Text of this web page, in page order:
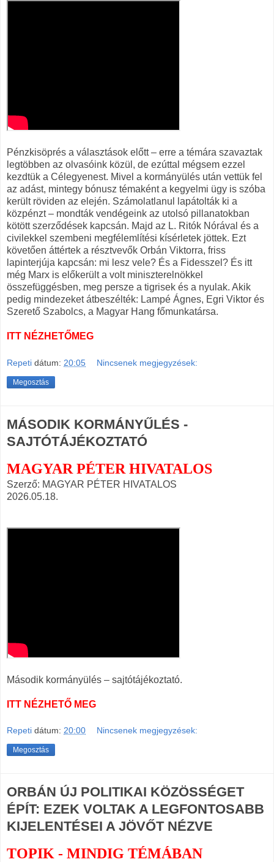
Pénzkisöprés a választások előtt – erre a témára szavaztak
legtöbben az olvasóink közül, de ezúttal mégsem ezzel
kezdtük a Célegyenest. Mivel a kormányülés után vettük fel
az adást, mintegy bónusz témaként a kegyelmi ügy is szóba
került röviden az elején. Számolatlanul lapátolták ki a
közpénzt – mondták vendégeink az utolsó pillanatokban
kötött szerződések kapcsán. Majd az L. Ritók Nórával és a
civilekkel szembeni megfélemlítési kísérletek jöttek. Ezt
követően áttértek a résztvevők Orbán Viktorra, friss
lapinterjúja kapcsán: mi lesz vele? És a Fidesszel? És itt
még Marx is előkerült a volt miniszterelnökkel
összefüggésben, meg persze a tigrisek és a nyulak. Akik
pedig mindezeket átbeszélték: Lampé Ágnes, Egri Viktor és
Szerető Szabolcs, a Magyar Hang főmunkatársa.
ITT NÉZHETŐMEG
Repeti dátum: 20:05 Nincsenek megjegyzések:
Megosztás
MÁSODIK KORMÁNYŰLÉS -
SAJTÓTÁJÉKOZTATÓ
MAGYAR PÉTER HIVATALOS
Szerző: MAGYAR PÉTER HIVATALOS
2026.05.18.
Második kormányülés – sajtótájékoztató.
ITT NÉZHETŐ MEG
Repeti dátum: 20:00 Nincsenek megjegyzések:
Megosztás
ORBÁN ÚJ POLITIKAI KÖZÖSSÉGET
ÉPÍT: EZEK VOLTAK A LEGFONTOSABB
KIJELENTÉSEI A JÖVŐT NÉZVE
TOPIK - MINDIG TÉMÁBAN